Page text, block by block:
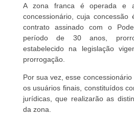
A zona franca é operada e
concessionário, cuja concessão
contrato assinado com o
período de 30 anos,
estabelecido na legislação
prorrogação.
Por sua vez, esse
os usuários finais, constituídos
jurídicas, que realizarão as
da zona.